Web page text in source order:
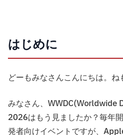
はじめに
どーもみなさんこんにちは。ね
みなさん、WWDC(Worldwide
2026はもう見ましたか？毎年
発者向けイベントですが、